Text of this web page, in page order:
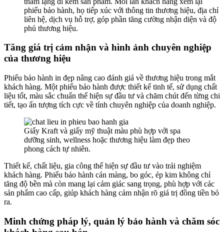
phiếu bảo hành, họ tiếp xúc với thông tin thương hiệu, địa chỉ
liên hệ, dịch vụ hỗ trợ, góp phần tăng cường nhận diện và độ
phủ thương hiệu.
Tăng giá trị cảm nhận và hình ảnh chuyên nghiệp
của thương hiệu
Phiếu bảo hành in đẹp nâng cao đánh giá về thương hiệu trong mắt
khách hàng. Một phiếu bảo hành được thiết kế tinh tế, sử dụng chất
liệu tốt, màu sắc chuẩn thể hiện sự đầu tư và chăm chút đến từng chi
tiết, tạo ấn tượng tích cực về tính chuyên nghiệp của doanh nghiệp.
Giấy Kraft và giấy mỹ thuật màu phù hợp với spa
dưỡng sinh, wellness hoặc thương hiệu làm đẹp theo
phong cách tự nhiên.
Thiết kế, chất liệu, gia công thể hiện sự đầu tư vào trải nghiệm
khách hàng. Phiếu bảo hành cán màng, bo góc, ép kim không chỉ
tăng độ bền mà còn mang lại cảm giác sang trọng, phù hợp với các
sản phẩm cao cấp, giúp khách hàng cảm nhận rõ giá trị đồng tiền bỏ
ra.
Minh chứng pháp lý, quản lý bảo hành và chăm sóc